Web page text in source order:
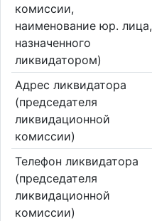
комиссии,
наименование юр. лица,
назначенного
ликвидатором)
Адрес ликвидатора
(председателя
ликвидационной
комиссии)
Телефон ликвидатора
(председателя
ликвидационной
комиссии)